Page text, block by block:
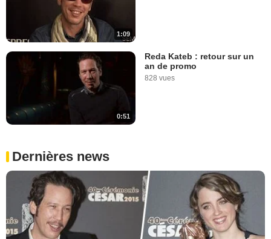
1:09
0:51
Reda Kateb : retour sur un
an de promo
828 vues
Dernières news